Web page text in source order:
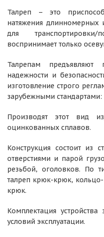
Талреп – это
натяжения длинномерных
для
воспринимает только
Талрепам
надежности и
изготовление строго
зарубежными стандартами:
Производят этот вид
оцинкованных сплавов.
Конструкция состоит из
отверстиями и парой
резьбой, оголовков. По
талреп крюк-крюк,
крюк.
Комплектация
условий эксплуатации.